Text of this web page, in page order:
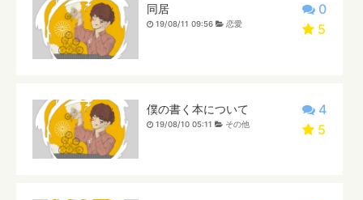
0
5
同居
19/08/11 09:56 恋愛
4
5
僕の書く本について
19/08/10 05:11 その他